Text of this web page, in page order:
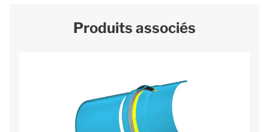
Produits associés